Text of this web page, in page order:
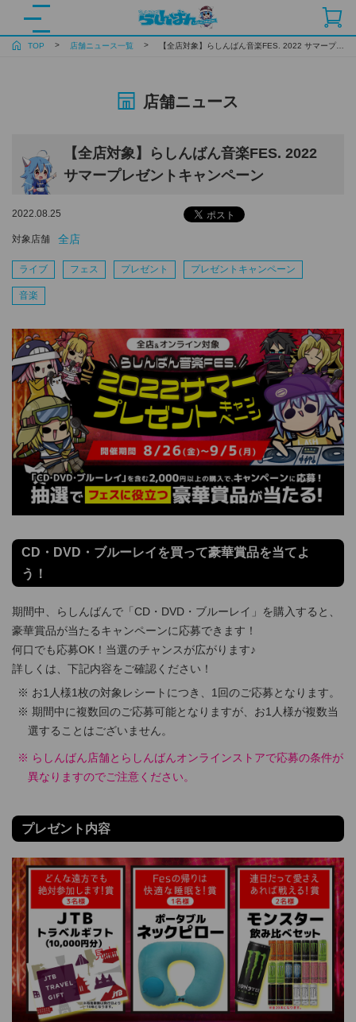
TOP 店舗ニュース一覧 【全店対象】らしんばん音楽FES. 2022 サマープレゼントキャンペーン
店舗ニュース
【全店対象】らしんばん音楽FES. 2022
サマープレゼントキャンペーン
2022.08.25
対象店舗 全店
ライブ フェス プレゼント プレゼントキャンペーン
音楽
CD・DVD・ブルーレイを買って豪華賞品を当てよ
う！
期間中、らしんばんで「CD・DVD・ブルーレイ」を購入すると、
豪華賞品が当たるキャンペーンに応募できます！
何口でも応募OK！当選のチャンスが広がります♪
詳しくは、下記内容をご確認ください！
お1人様1枚の対象レシートにつき、1回のご応募となります。
期間中に複数回のご応募可能となりますが、お1人様が複数当
選することはございません。
らしんばん店舗とらしんばんオンラインストアで応募の条件が
異なりますのでご注意ください。
プレゼント内容